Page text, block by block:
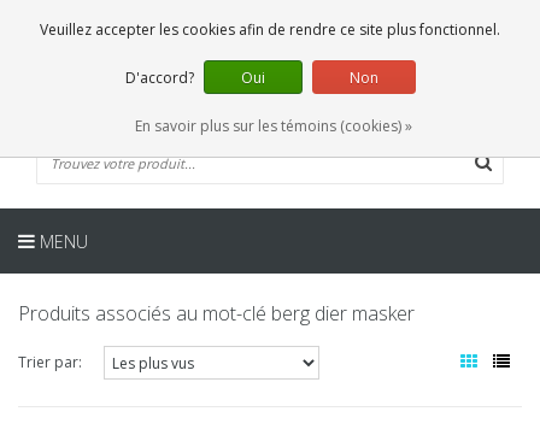
0 Articles
FR
MENU
Produits associés au mot-clé berg dier masker
Trier par:
Veuillez accepter les cookies afin de rendre ce site plus fonctionnel.
D'accord? Oui Non
En savoir plus sur les témoins (cookies) »